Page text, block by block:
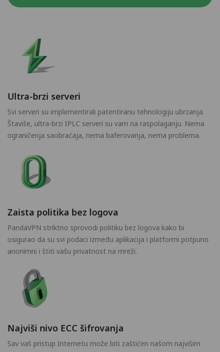
Ultra-brzi serveri
Svi serveri su implementirali patentiranu tehnologiju ubrzanja.
Štaviše, ultra-brzi IPLC serveri su vam na raspolaganju. Nema
ograničenja saobraćaja, nema baferovanja, nema problema.
Zaista politika bez logova
PandaVPN striktno sprovodi politiku bez logova kako bi
osigurao da su svi podaci između aplikacija i platformi potpuno
anonimni i štiti vašu privatnost na mreži.
Najviši nivo ECC šifrovanja
Sav vaš pristup Internetu može biti zaštićen našom najvišim